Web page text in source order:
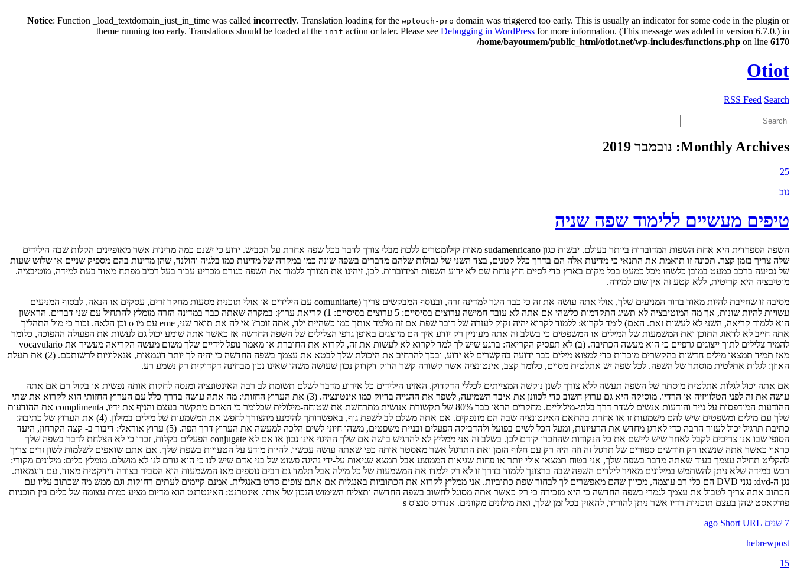
Notice: Function _load_textdomain_just_in_time was called incorrectly. Translation loading for the wptouch-pro domain was triggered too early. This is usually an indicator for some code in the plugin or
theme running too early. Translations should be loaded at the init action or later. Please see Debugging in WordPress for more information. (This message was added in version 6.7.0.) in
/home/bayoumem/public_html/otiot.net/wp-includes/functions.php on line 6170
Otiot
RSS Feed Search
Monthly Archives: נובמבר 2019
25
נוב
טיפים מעשיים ללימוד שפה שניה
השפה הספרדית היא אחת השפות המדוברות ביותר בעולם. יבשות כגון sudamenricano מאות קילומטרים ללכת מבלי צורך לדבר בכל שפה אחרת על הכביש. ידוע כי ישנם כמה מדינות אשר מאופיינים הקלות שבה הילידים
שלה צריך בזמן קצר. תכונה זו תואמת את התנאי כי מדינות אלה הם בדרך כלל קטנים, בצד השני של גבולות שלהם מדברים בשפה שונה כמו במקרה של מדינות כמו בלגיה והולנד, שהן מדינות בהם מספיק שניים או שלוש שעות
של נסיעה ברכב כמעט במובן כלשהו מכל כמעט בכל מקום בארץ כדי לסיים חוץ נוחת שם לא ידוע השפות המדוברות. לכן, זיהינו את הצורך ללמוד את השפה כגורם מכריע עבור בעל רכיב מפתח מאוד בעת למידה, מוטיבציה.
מוטיבציה היא קריטית, ללא קטע זה אין שום למידה.
מסיבה זו שחייבת להיות מאוד ברור המניעים שלך, אולי אתה עושה את זה כי כבר היגר למדינה זרה, ובנוסף המבקשים צריך (comunitarte עם הילידים או אולי תוכנית מסעות מחקר זרים, עסקים או הנאה, לבסוף המניעים
עשויות להיות שונות, אך מה המוטיבציה לא תשיג התקדמות כלשהי אם אתה לא עובד חמישה ערוצים בסיסיים: 5 ערוצים בסיסיים: 1) קריאת ערוץ: במקרה שאתה כבר במדינה הזרה מומלץ להתחיל עם שני דברים. הראשון
הוא ללמוד קריאה, השני לא לעשות זאת. האם) לומד לקרוא: ללמוד לקרוא יהיה זקוק לעזרה של דובר שפת אם זה מלמד אותך כמו כשהיית ילד, אתה זוכר? אי לה את תואר שני, eme עם מו o וכן הלאה. זכור כי מול התהליך
אתה חייב לא לדאוג התוכן ואת המשמעות של המילים או המשפטים כי בשלב זה אתה מעוניין רק יודע איך הם מיוצגים באופן גרפי הצלילים של השפה החדשה אז כאשר אתה שומע יכול גם לעשות את הפעולה ההפוכה, כלומר
להמיר צלילים לתוך ייצוגים גרפיים כי הוא מעשה הכתיבה. (ב) לא תפסיק הקריאה: ברגע שיש לך למד לקרוא לא לעשות את זה, לקרוא את החוברת או מאמר נופל לידיים שלך משום מעשה הקריאה מעשיר את vocavulario
מאז תמיד תמצאו מילים חדשות בהקשרים מוכרות כדי למצוא מילים כבר ידועה בהקשרים לא ידוע, ובכך להרחיב את היכולת שלך לבטא את עצמך בשפה החדשה כי יהיה לך יותר דוגמאות, אנאלוגיות לרשותכם. (2) את תעלת
האוזן: לגלות אתלטית מוסתר של השפה. לכל שפה יש אתלטית מסוים, כלומר קצב, אינטונציה אשר קשורה קשר הדוק דקדוק נכון שעושה משהו שאינו נכון מבחינה דקדוקית רק נשמע רע.
אם אתה יכול לגלות אתלטית מוסתר של השפה תעשה ללא צורך לשנן נוקשה המצייתים לכללי הדקדוק. האזינו הילידים כל אירוע מדבר לשלם תשומת לב רבה האינטונציה ומנסה לחקות אותה נפשית או בקול רם אם אתה
עושה את זה לפני הטלוויזיה או הרדיו. מוסיקה היא גם ערוץ חשוב כדי לכוונן את איבר השמיעה, לשפר את ההגייה בדיוק כמו אינטונציה. (3) את הערוץ החזותי: מה אתה עושה בדרך כלל עם הערוץ החזותי הוא לקרוא את שתי
ההודעות המודפסות על נייר והודעות אנשים לשדר דרך בלתי-מילוליים. מחקרים הראו כבר 80% של תקשורת אנושית מתרחשת את שטוחה-מילולית שכלומר כי האדם מתקשר בעצם והניף את ידיו, complimenta את ההודעות
שלך עם מילים ומשפטים שיש להם משמעות זו או אחרת בהתאם האינטונציה שבה הם מונפקים. אם אתה משלם לב לשפת גוף, באפשרותך להימנע מהצורך לחפש את המשמעות של מילים במילון. (4) את הערוץ של כתיבה:
כתיבת תרגיל יכול לעזור הרבה כדי לארגן מחדש את הרעיונות, ומעל הכל לשים בפועל ולהדביקה הפעלים ובניית משפטים, משהו חיוני לשים הלכה למעשה את הערוץ דרך הפה. (5) ערוץ אוראלי: דיבור ב- קצה הקרחון, היעד
הסופי שבו אנו צריכים לקבל לאחר שיש ליישם את כל הנקודות שהוזכרו קודם לכן. בשלב זה אני ממליץ לא להרגיש בושה אם שלך ההיגוי אינו נכון או אם לא conjugate הפעלים בקלות, זכרו כי לא הצלחת לדבר בשפה שלך
כראוי כאשר אתה שנשאו רק חודשים ספורים של תרגול זה וזה היה רק עם חלוף הזמן ואת התרגול אשר מאסטר אותה כפי שאתה עושה עכשיו. להיות מודע על הטעויות בשפת שלך. אם אתם שואפים לשלמות לשון זרים צריך
להקליט תחילה עצמך בעוד שאתה מדבר בשפה שלך, אני בטוח תמצאו אולי יותר או פחות שגיאות הממוצע אבל תמצא שגיאות על-ידי נהיגה פשוט של בני אדם שיש לנו כי הוא גורם לנו לא מושלם. מומלץ כלים: מילונים מקורי:
רכש במידה שלא ניתן להשתמש במילונים מאויר לילדים השפה שבה ברצונך ללמוד בדרך זו לא רק ילמדו את המשמעות של כל מילה אבל תלמד גם רבים נוספים מאז המשמעות הוא הסביר בצורה דידקטית מאוד, עם דוגמאות.
נגן ה-dvd: נגני DVD הם כלי רב עוצמה, מכיוון שהם מאפשרים לך לבחור שפת כתוביות. אני ממליץ לקרוא את הכתוביות באנגלית אם אתם צופים סרט באנגלית. אמנם קיימים לעתים רחוקות וגם ממש מה שכתוב עליו עם
הכתוב אתה צריך לטבול את עצמך לגמרי בשפה החדשה כי היא מזכירה כי רק כאשר אתה מסוגל לחשוב בשפה החדשה ותצליח השימוש הנכון של אותו. אינטרנט: האינטרנט הוא מדיום מציע כמות עצומה של כלים בין תוכניות
פודקאסט שהן בעצם תוכניות רדיו אשר ניתן להוריד, להאזין בכל זמן שלך, ואת מילונים מקוונים. אנדרס סנצ'ס s
7 שנים ago
Short URL
hebrewpost
15